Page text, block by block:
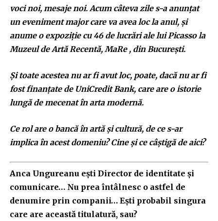
voci noi, mesaje noi. Acum câteva zile s-a anunțat
un eveniment major care va avea loc la anul, și
anume o expoziție cu 46 de lucrări ale lui Picasso la
Muzeul de Artă Recentă, MaRe , din București.
Și toate acestea nu ar fi avut loc, poate, dacă nu ar fi
fost finanțate de UniCredit Bank, care are o istorie
lungă de mecenat în arta modernă.
Ce rol are o bancă în artă și cultură, de ce s-ar
implica în acest domeniu? Cine și ce câștigă de aici?
Anca Ungureanu ești Director de identitate și
comunicare… Nu prea întâlnesc o astfel de
denumire prin companii… Ești probabil singura
care are această titulatură, sau?